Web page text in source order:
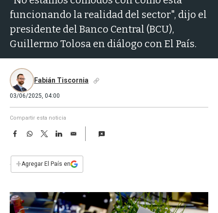
funcionando la realidad del sector", dijo el
presidente del Banco Central (BCU),
Guillermo Tolosa en diálogo con El País.
Fabián Tiscornia
03/06/2025, 04:00
Compartir esta noticia
F
e
b
k
W
s
p
T
w
t
L
n
E
i
l
+Agregar El País en